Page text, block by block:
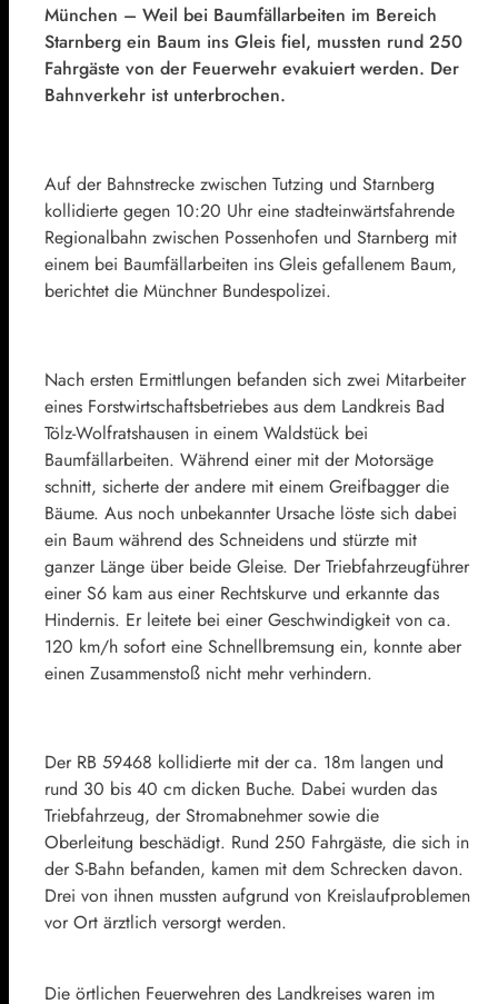
München – Weil bei Baumfällarbeiten im Bereich
Starnberg ein Baum ins Gleis fiel, mussten rund 250
Fahrgäste von der Feuerwehr evakuiert werden. Der
Bahnverkehr ist unterbrochen.
Auf der Bahnstrecke zwischen Tutzing und Starnberg
kollidierte gegen 10:20 Uhr eine stadteinwärtsfahrende
Regionalbahn zwischen Possenhofen und Starnberg mit
einem bei Baumfällarbeiten ins Gleis gefallenem Baum,
berichtet die Münchner Bundespolizei.
Nach ersten Ermittlungen befanden sich zwei Mitarbeiter
eines Forstwirtschaftsbetriebes aus dem Landkreis Bad
Tölz-Wolfratshausen in einem Waldstück bei
Baumfällarbeiten. Während einer mit der Motorsäge
schnitt, sicherte der andere mit einem Greifbagger die
Bäume. Aus noch unbekannter Ursache löste sich dabei
ein Baum während des Schneidens und stürzte mit
ganzer Länge über beide Gleise. Der Triebfahrzeugführer
einer S6 kam aus einer Rechtskurve und erkannte das
Hindernis. Er leitete bei einer Geschwindigkeit von ca.
120 km/h sofort eine Schnellbremsung ein, konnte aber
einen Zusammenstoß nicht mehr verhindern.
Der RB 59468 kollidierte mit der ca. 18m langen und
rund 30 bis 40 cm dicken Buche. Dabei wurden das
Triebfahrzeug, der Stromabnehmer sowie die
Oberleitung beschädigt. Rund 250 Fahrgäste, die sich in
der S-Bahn befanden, kamen mit dem Schrecken davon.
Drei von ihnen mussten aufgrund von Kreislaufproblemen
vor Ort ärztlich versorgt werden.
Die örtlichen Feuerwehren des Landkreises waren im